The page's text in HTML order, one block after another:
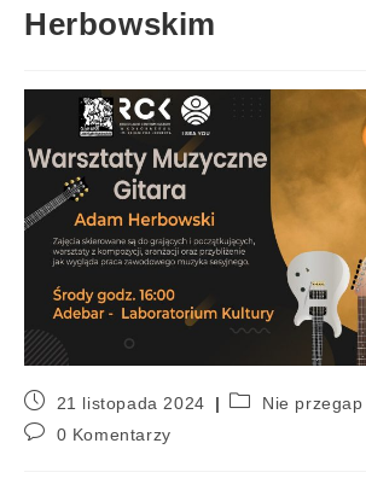
Herbowskim
21 listopada 2024
Nie przegap
0 Komentarzy